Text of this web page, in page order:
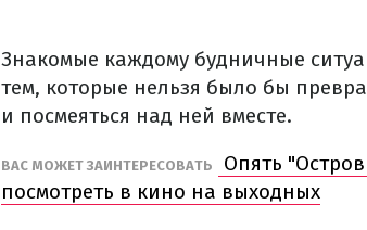
Знакомые каждому будничные
тем, которые нельзя было бы
и посмеяться над ней вместе.
ВАС МОЖЕТ ЗАИНТЕРЕСОВАТЬ
Опять
посмотреть в кино на выходных